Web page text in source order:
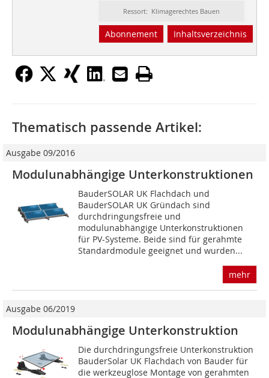
Ressort: Klimagerechtes Bauen
Abonnement Inhaltsverzeichnis
Thematisch passende Artikel:
Ausgabe 09/2016
Modulunabhängige Unterkonstruktionen
BauderSOLAR UK Flachdach und
BauderSOLAR UK Gründach sind
durchdringungsfreie und
modulunabhängige Unterkonstruktionen
für PV-Systeme. Beide sind für gerahmte
Standardmodule geeignet und wurden...
mehr
Ausgabe 06/2019
Modulunabhängige Unter­konstruktion
Die durchdringungsfreie Unterkonstruktion
BauderSolar UK Flachdach von Bauder für
die werkzeuglose Montage von gerahmten